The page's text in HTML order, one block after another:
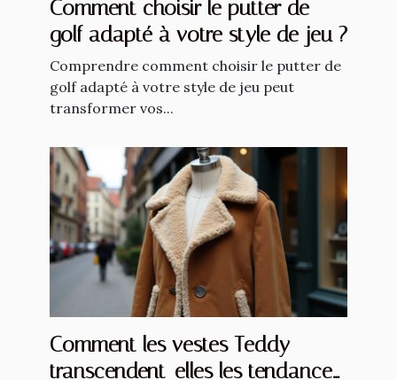
Comment choisir le putter de
golf adapté à votre style de jeu ?
Comprendre comment choisir le putter de
golf adapté à votre style de jeu peut
transformer vos...
Comment les vestes Teddy
transcendent-elles les tendances